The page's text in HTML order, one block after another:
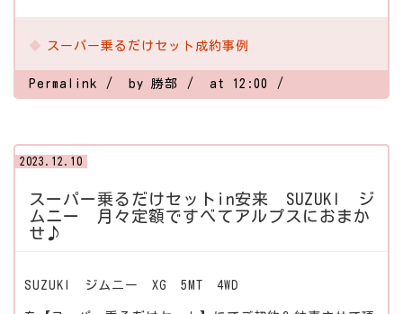
スーパー乗るだけセット成約事例
Permalink by 勝部 at 12:00
2023.12.10
スーパー乗るだけセットin安来 SUZUKI ジ
ムニー 月々定額ですべてアルプスにおまか
せ♪
SUZUKI ジムニー XG 5MT 4WD